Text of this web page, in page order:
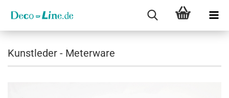
Kunstleder - Meterware